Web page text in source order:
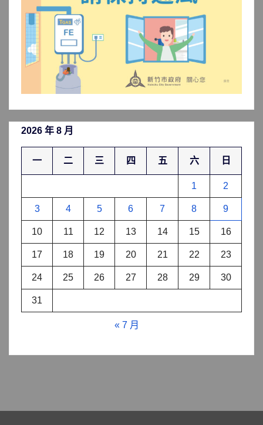
2026 年 8 月
一 二 三 四 五 六 日
1 2
3 4 5 6 7 8 9
10 11 12 13 14 15 16
17 18 19 20 21 22 23
24 25 26 27 28 29 30
31
« 7 月